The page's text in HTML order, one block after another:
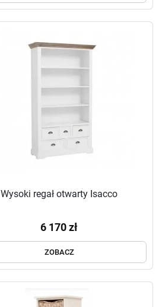
Wysoki regał otwarty Isacco
6 170 zł
ZOBACZ